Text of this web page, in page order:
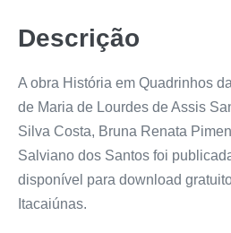
Descrição
A obra História em Quadrinhos
de Maria de Lourdes de Assis
Silva Costa, Bruna Renata
Salviano dos Santos foi
disponível para download
Itacaiúnas.